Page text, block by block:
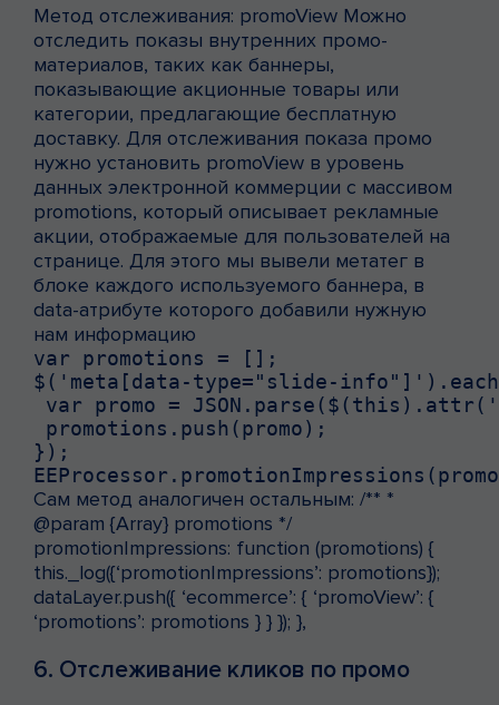
Метод отслеживания: promoView Можно
отследить показы внутренних промо-
материалов, таких как баннеры,
показывающие акционные товары или
категории, предлагающие бесплатную
доставку. Для отслеживания показа промо
нужно установить promoView в уровень
данных электронной коммерции c массивом
promotions, который описывает рекламные
акции, отображаемые для пользователей на
странице. Для этого мы вывели метатег в
блоке каждого используемого баннера, в
data-атрибуте которого добавили нужную
нам информацию
var promotions = [];
$('meta[data-type="slide-
var promo =
promotions.push(promo);
});
Сам метод аналогичен остальным: /** *
@param {Array} promotions */
promotionImpressions: function (promotions) {
this._log({‘promotionImpressions’: promotions});
dataLayer.push({ ‘ecommerce’: { ‘promoView’: {
‘promotions’: promotions } } }); },
6. Отслеживание кликов по промо